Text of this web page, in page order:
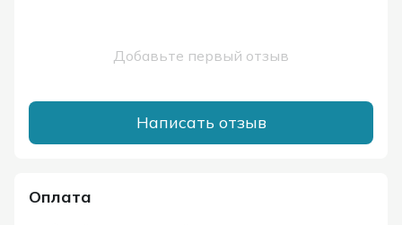
Добавьте первый отзыв
Написать отзыв
Оплата